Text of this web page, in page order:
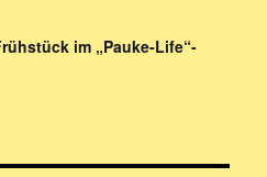
im „Pauke-Life“-